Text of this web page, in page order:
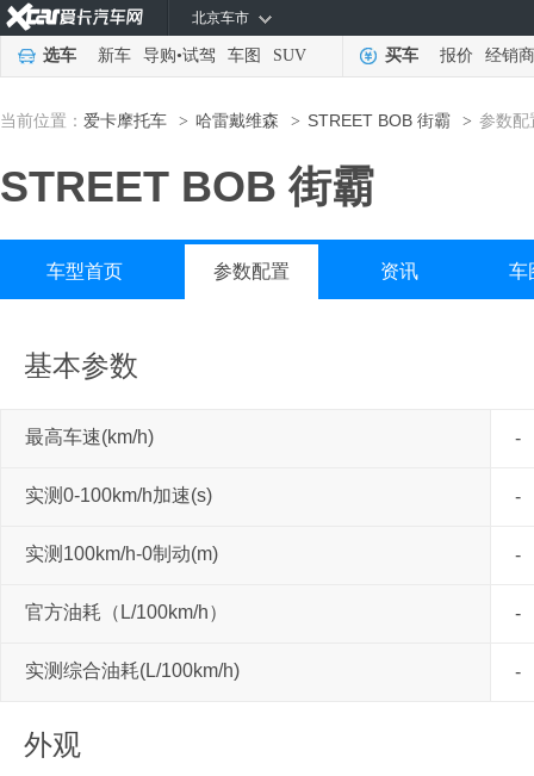
北京车市
选车 新车 导购•试驾 车图 SUV 买车 报价 经销商
当前位置： 爱卡摩托车 > 哈雷戴维森 > STREET BOB 街霸 > 参数配
STREET BOB 街霸
车型首页 参数配置 资讯 车
基本参数
最高车速(km/h) -
实测0-100km/h加速(s) -
实测100km/h-0制动(m) -
官方油耗（L/100km/h） -
实测综合油耗(L/100km/h) -
外观